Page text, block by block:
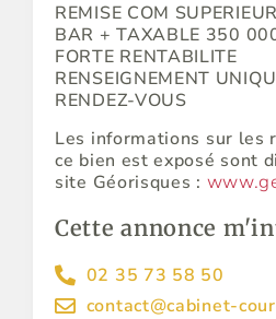
REMISE COM
BAR + TAXABLE 350
FORTE RENTABILITE
RENSEIGNEMENT
RENDEZ-VOUS
Les informations sur les
ce bien est exposé sont
site Géorisques :
Cette annonce
02 35 73 58 50
contact@cabinet-